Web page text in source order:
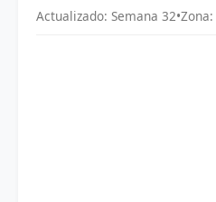
Actualizado: Semana 32•Zona: